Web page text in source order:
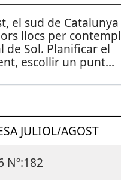
el sud de
llocs per
de Sol. Planificar el
escollir un punt...
JULIOL/AGOST